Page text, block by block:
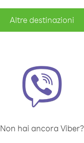
Altre destinazioni
Non hai ancora Viber?